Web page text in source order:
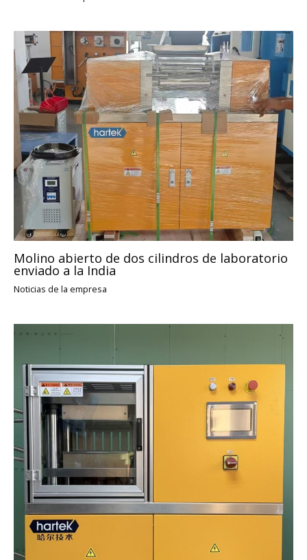
Molino abierto de dos cilindros de laboratorio
enviado a la India
Noticias de la empresa